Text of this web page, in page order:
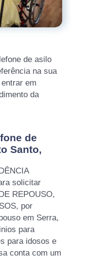
de asilo
na sua
em
da
de
Santo,
solicitar
REPOUSO,
por
em Serra,
para
para idosos e
conta com um